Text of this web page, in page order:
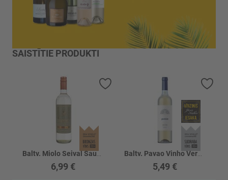
SAISTĪTIE PRODUKTI
Baltv. Miolo Seival Sauvignon Blanc 11%
6,99 €
Pievienot vēlmju sarakstam
5,49 €